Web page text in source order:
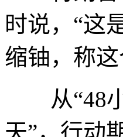
时说，“这
缩铀，称
从“48小